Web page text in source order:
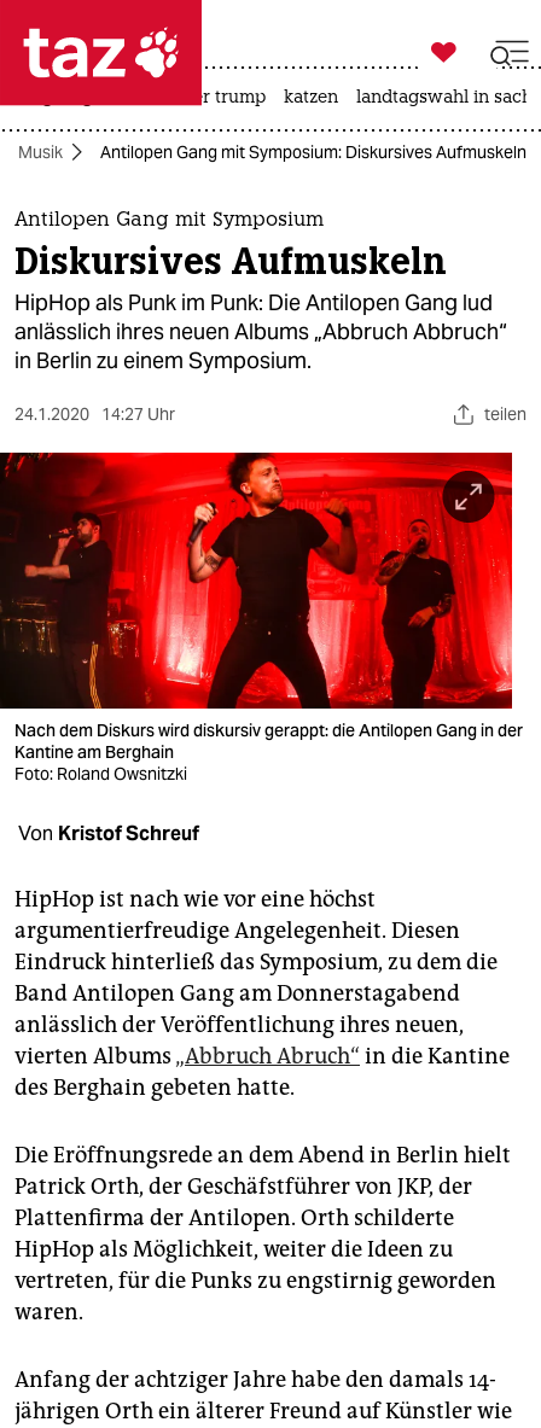
 taz zahl ich
taz zahl ich
themen
politik
öko
sport
berlin
nord
wahrheit
verlag
verlag
shop
fragen & hilfe
unterstützen
abo
genossenschaft
epaper login

taz zahl ich
usa unter trump katzen landtagswahl in
Musik Antilopen Gang mit Symposium: Diskursives Aufmuskeln
Antilopen Gang mit Symposium
Diskursives Aufmuskeln
HipHop als Punk im Punk: Die Antilopen Gang lud
anlässlich ihres neuen Albums „Abbruch Abbruch“
in Berlin zu einem Symposium.
24.1.2020 14:27 Uhr teilen
Nach dem Diskurs wird diskursiv gerappt: die Antilopen Gang in der
Kantine am Berghain
Foto: Roland Owsnitzki
Von Kristof Schreuf
HipHop ist nach wie vor eine höchst
argumentierfreudige Angelegenheit. Diesen
Eindruck hinterließ das Symposium, zu dem die
Band Antilopen Gang am Donnerstagabend
anlässlich der Veröffentlichung ihres neuen,
vierten Albums „Abbruch Abruch“ in die Kantine
des Berghain gebeten hatte.
Die Eröffnungsrede an dem Abend in Berlin hielt
Patrick Orth, der Geschäfstführer von JKP, der
Plattenfirma der Antilopen. Orth schilderte
HipHop als Möglichkeit, weiter die Ideen zu
vertreten, für die Punks zu engstirnig geworden
waren.
Anfang der achtziger Jahre habe den damals 14-
jährigen Orth ein älterer Freund auf Künstler wie